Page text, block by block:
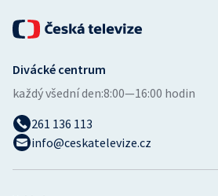
Divácké centrum
každý všední den:8:00—16:00 hodin
261 136 113
info@ceskatelevize.cz